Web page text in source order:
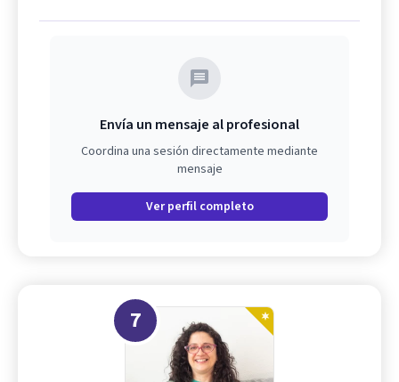
Envía un mensaje al profesional
Coordina una sesión directamente mediante
mensaje
Ver perfil completo
7